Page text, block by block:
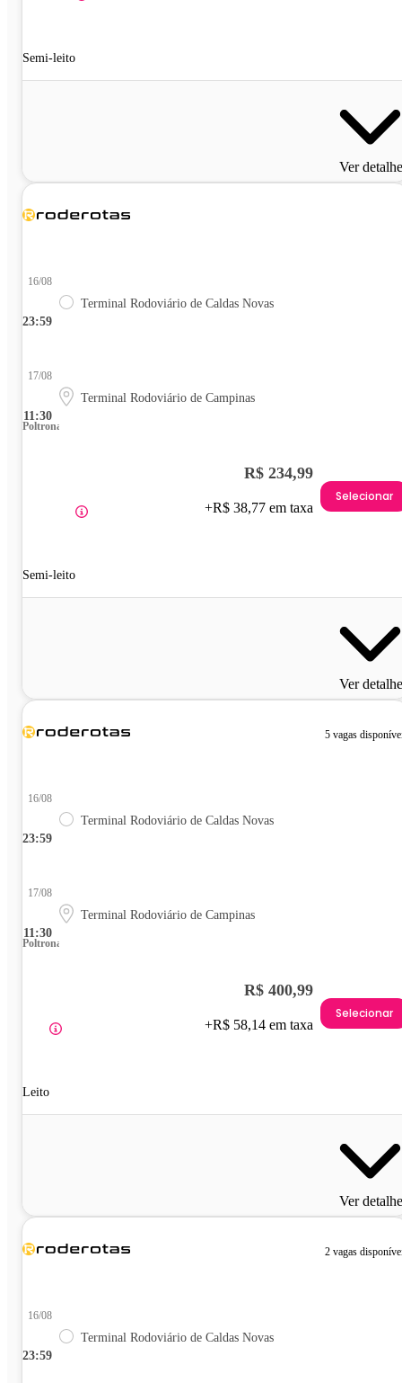
Semi-leito
Ver
23:59
16/08
Terminal Rodoviário de Caldas Novas
11:30
17/08
Terminal Rodoviário de Campinas
Poltrona
Semi-leito
R$ 234,99
+R$ 38,77 em taxa
Selecionar
Ver
5 vagas
23:59
16/08
Terminal Rodoviário de Caldas Novas
11:30
17/08
Terminal Rodoviário de Campinas
Poltrona
Leito
R$ 400,99
+R$ 58,14 em taxa
Selecionar
Ver
2 vagas
23:59
16/08
Terminal Rodoviário de Caldas Novas